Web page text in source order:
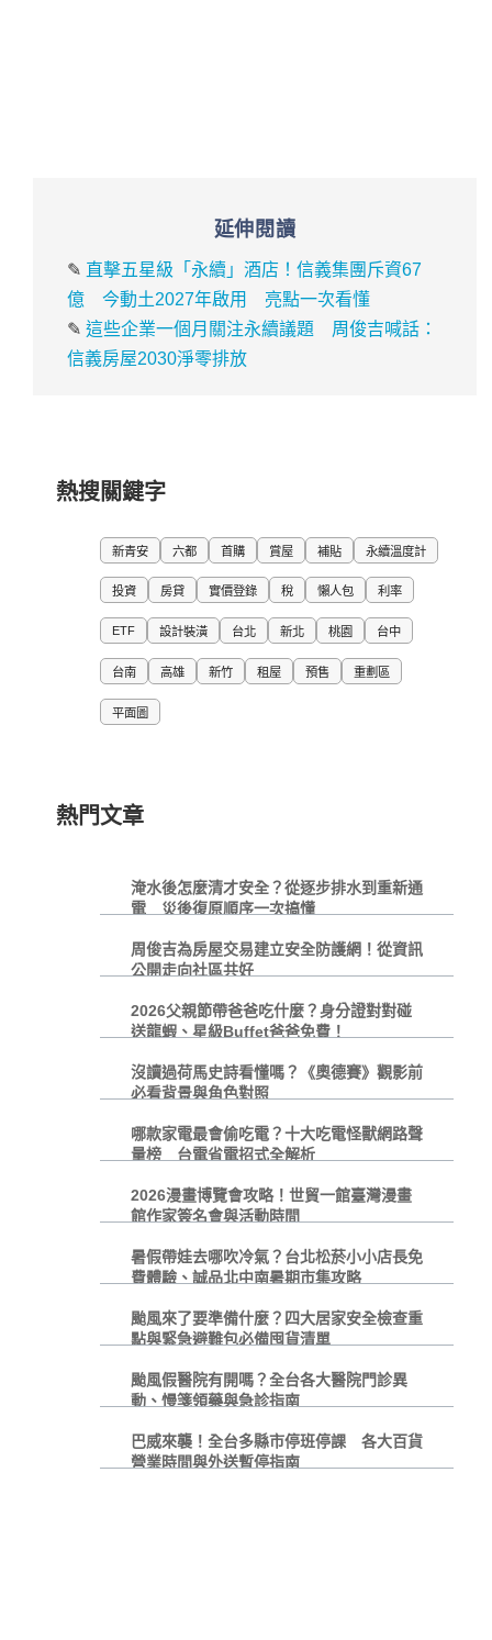
延伸閱讀
✎ 直擊五星級「永續」酒店！信義集團斥資67
億 今動土2027年啟用 亮點一次看懂
✎這些企業一個月關注永續議題 周俊吉喊話：
信義房屋2030淨零排放
熱搜關鍵字
新青安 六都 首購 賞屋 補貼 永續溫度計
投資 房貸 實價登錄 稅 懶人包 利率
ETF 設計裝潢 台北 新北 桃園 台中
台南 高雄 新竹 租屋 預售 重劃區
平面圖
熱門文章
淹水後怎麼清才安全？從逐步排水到重新通
電 災後復原順序一次搞懂
周俊吉為房屋交易建立安全防護網！從資訊
公開走向社區共好
2026父親節帶爸爸吃什麼？身分證對對碰
送龍蝦、星級Buffet爸爸免費！
沒讀過荷馬史詩看懂嗎？《奧德賽》觀影前
必看背景與角色對照
哪款家電最會偷吃電？十大吃電怪獸網路聲
量榜 台電省電招式全解析
2026漫畫博覽會攻略！世貿一館臺灣漫畫
館作家簽名會與活動時間
暑假帶娃去哪吹冷氣？台北松菸小小店長免
費體驗、誠品北中南暑期市集攻略
颱風來了要準備什麼？四大居家安全檢查重
點與緊急避難包必備囤貨清單
颱風假醫院有開嗎？全台各大醫院門診異
動、慢箋領藥與急診指南
巴威來襲！全台多縣市停班停課 各大百貨
營業時間與外送暫停指南